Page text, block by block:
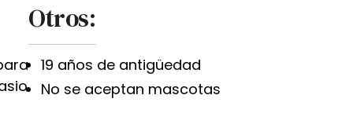
Otros:
19 años de antigüedad
No se aceptan mascotas